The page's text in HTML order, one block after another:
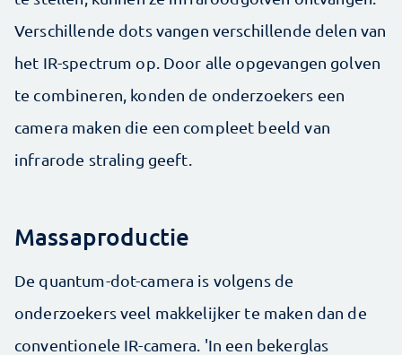
Verschillende dots vangen verschillende delen van
het IR-spectrum op. Door alle opgevangen golven
te combineren, konden de onderzoekers een
camera maken die een compleet beeld van
infrarode straling geeft.
Massaproductie
De quantum-dot-camera is volgens de
onderzoekers veel makkelijker te maken dan de
conventionele IR-camera. 'In een bekerglas